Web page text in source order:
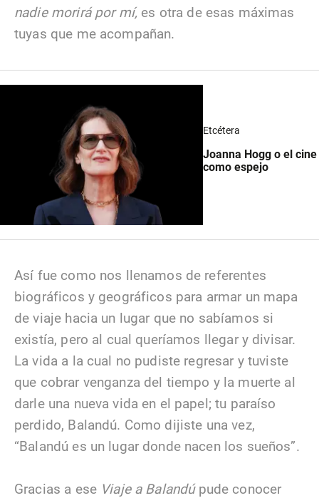
nadie morirá por mí, es otra de esas máximas
tuyas que me acompañan.
Etcétera
Joanna Hogg o el cine
como espejo
Así fue como nos llenamos de referentes
biográficos y geográficos para armar un mapa
de viaje hacia un lugar que no sabíamos si
existía, pero al cual queríamos llegar y divisar.
La vida a la cual no pudiste regresar y tuviste
que cobrar venganza del tiempo y la muerte al
darle una nueva vida en el papel; tu paraíso
perdido, Balandú. Como dijiste una vez,
“Balandú es un lugar donde nacen los sueños”.
Gracias a ese Viaje a Balandú pude conocer